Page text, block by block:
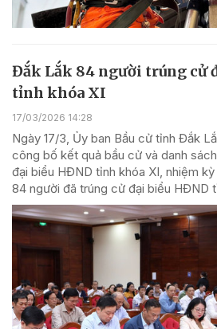
Đắk Lắk 84 người trúng cử
tỉnh khóa XI
17/03/2026 14:28
Ngày 17/3, Ủy ban Bầu cử tỉnh Đắk
công bố kết quả bầu cử và danh
đại biểu HĐND tỉnh khóa XI, nhiệm
84 người đã trúng cử đại biểu HĐND